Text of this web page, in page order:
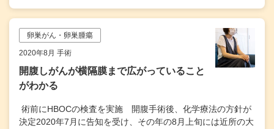
卵巣がん・卵巣腫瘍
2020年8月 手術
開腹しがんが横隔膜まで広がっていること
がわかる
術前にHBOCの検査を実施 開腹手術後、化学療法の方針が
決定2020年7月に告知を受け、その年の8月上旬には近所の大